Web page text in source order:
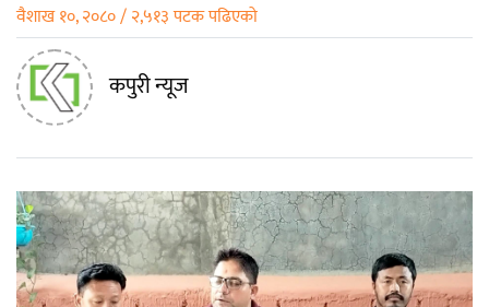
वैशाख १०, २०८० / २,५१३ पटक पढिएको
कपुरी न्यूज